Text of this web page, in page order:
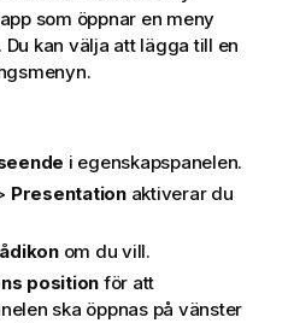
som öppnar en meny
kan välja att lägga till en
i egenskapspanelen.
Presentationaktiverar du
om du vill.
position för att
ska öppnas på vänster